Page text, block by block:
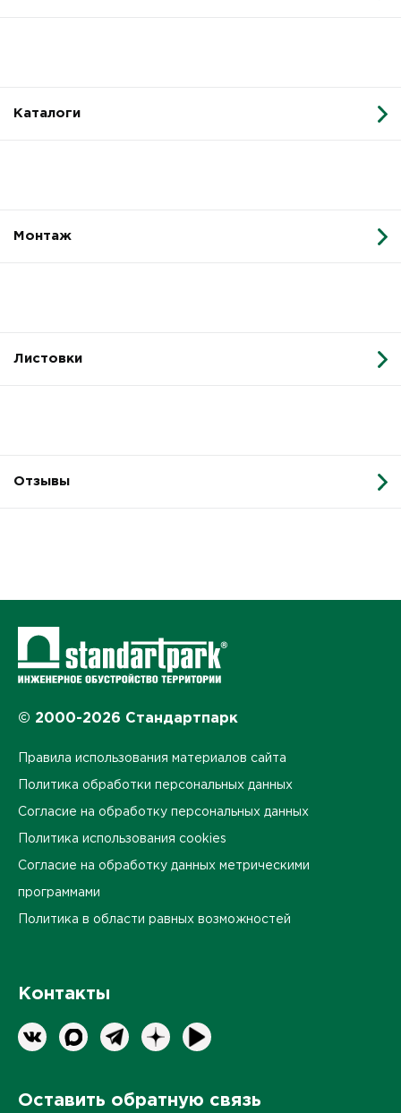
Каталоги
Монтаж
Листовки
Отзывы
© 2000-2026 Стандартпарк
Правила использования материалов сайта
Политика обработки персональных данных
Согласие на обработку персональных данных
Политика использования cookies
Согласие на обработку данных метрическими
программами
Политика в области равных возможностей
Контакты
Оставить обратную связь